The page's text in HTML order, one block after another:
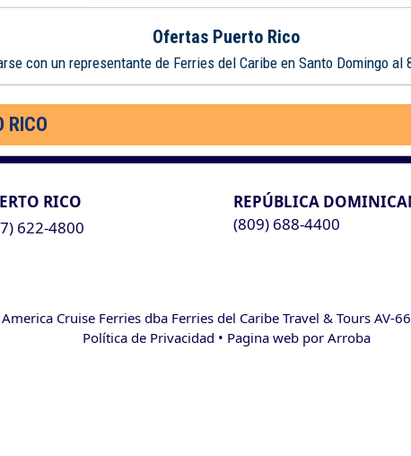
Ofertas Puerto Rico
con un representante de Ferries del Caribe en Santo Domingo al
RICO
RICO
622-4800
REPÚBLICA
(809) 688-4400
Cruise Ferries dba Ferries del Caribe Travel & Tours AV-
Política de Privacidad • Pagina web por Arroba